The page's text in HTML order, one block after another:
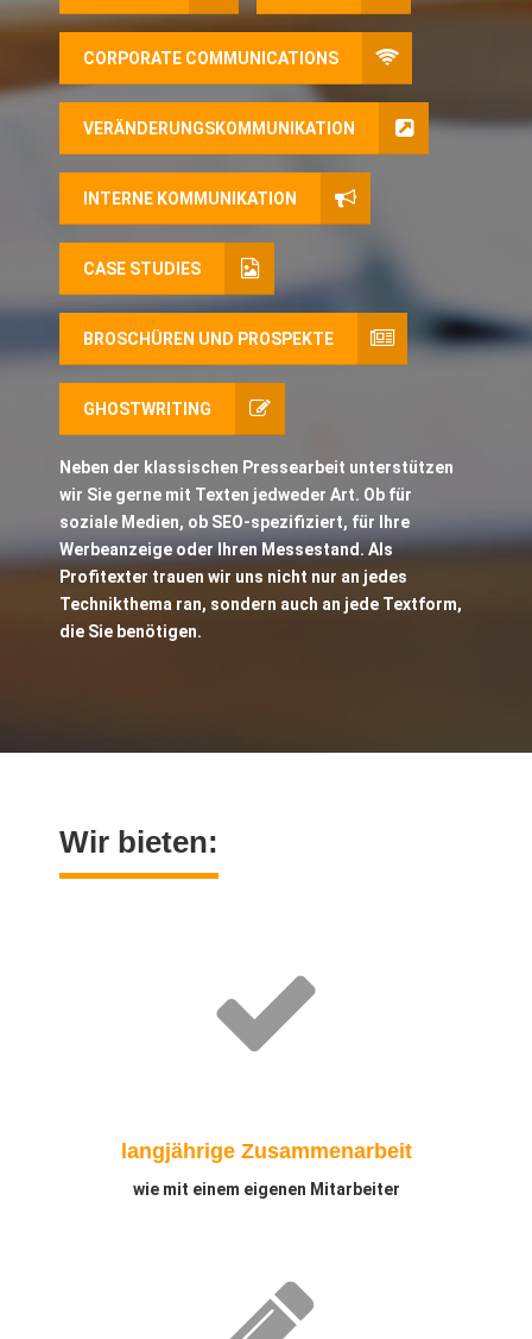
CORPORATE COMMUNICATIONS
VERÄNDERUNGSKOMMUNIKATION
INTERNE KOMMUNIKATION
CASE STUDIES
BROSCHÜREN UND PROSPEKTE
GHOSTWRITING
Neben der klassischen Pressearbeit unterstützen
wir Sie gerne mit Texten jedweder Art. Ob für
soziale Medien, ob SEO-spezifiziert, für Ihre
Werbeanzeige oder Ihren Messestand. Als
Profitexter trauen wir uns nicht nur an jedes
Technikthema ran, sondern auch an jede Textform,
die Sie benötigen.
Wir bieten:
langjährige Zusammenarbeit
wie mit einem eigenen Mitarbeiter